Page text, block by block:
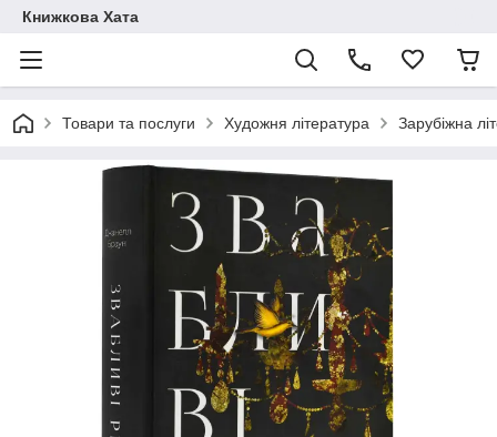
Книжкова Хата
Товари та послуги Художня література Зарубіжна